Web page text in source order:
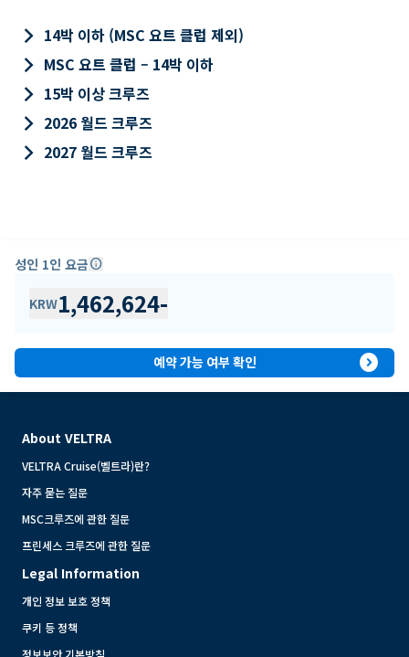
keyboard_arrow_right 14박 이하 (MSC 요트 클럽 제외)
keyboard_arrow_right MSC 요트 클럽 – 14박 이하
keyboard_arrow_right 15박 이상 크루즈
keyboard_arrow_right 2026 월드 크루즈
keyboard_arrow_right 2027 월드 크루즈
성인 1인 요금info
KRW1,462,624-
예약 가능 여부 확인 expand_circle_right
About VELTRA
VELTRA Cruise(벨트라)란?
자주 묻는 질문
MSC크루즈에 관한 질문
프린세스 크루즈에 관한 질문
Legal Information
개인 정보 보호 정책
쿠키 등 정책
정보보안 기본방침